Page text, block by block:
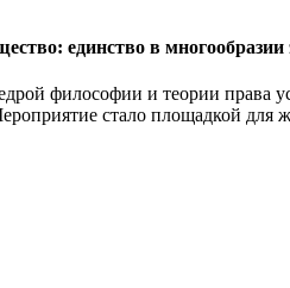
единство в многообразии
философии и теории
стало площадкой для